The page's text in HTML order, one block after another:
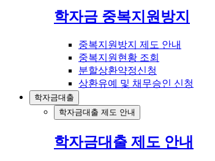
학자금 중복지원방지
중복지원방지 제도 안내
중복지원현황 조회
분할상환약정신청
상환유예 및 채무승인 신청
학자금대출
학자금대출 제도 안내
학자금대출 제도 안내